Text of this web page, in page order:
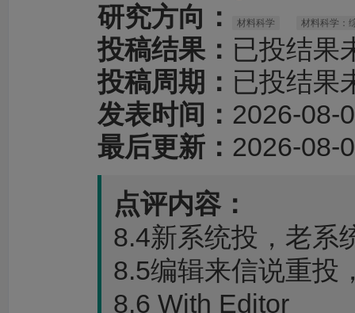
研究方向：
材料科学 材料科学：
投稿结果： 已投结果
投稿周期： 已投结果
发表时间： 2026-08-
最后更新： 2026-08-
点评内容：
8.4新系统投，老系
8.5编辑来信说重投
8.6 With Editor